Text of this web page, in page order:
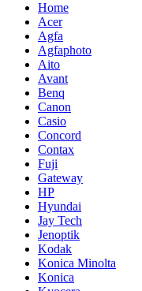
Home
Acer
Agfa
Agfaphoto
Aito
Avant
Benq
Canon
Casio
Concord
Contax
Fuji
Gateway
HP
Hyundai
Jay Tech
Jenoptik
Kodak
Konica Minolta
Konica